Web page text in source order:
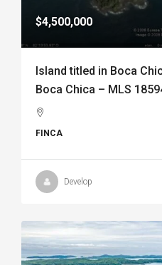
$4,500,000
Island titled in Boca
Boca Chica – MLS
FINCA
Develop